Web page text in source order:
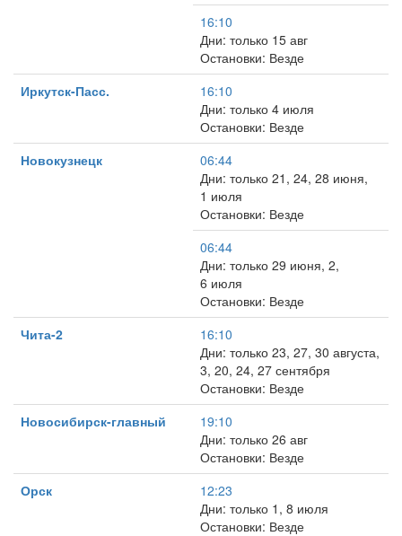
16:10
Дни: только 15 авг
Остановки: Везде
Иркутск-Пасс.
16:10
Дни: только 4 июля
Остановки: Везде
Новокузнецк
06:44
Дни: только 21, 24, 28 июня,
1 июля
Остановки: Везде
06:44
Дни: только 29 июня, 2,
6 июля
Остановки: Везде
Чита-2
16:10
Дни: только 23, 27, 30 августа,
3, 20, 24, 27 сентября
Остановки: Везде
Новосибирск-главный
19:10
Дни: только 26 авг
Остановки: Везде
Орск
12:23
Дни: только 1, 8 июля
Остановки: Везде